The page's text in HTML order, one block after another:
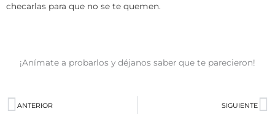
checarlas para que no se te quemen.
¡Anímate a probarlos y déjanos saber que te parecieron!
Prev
ANTERIOR SIGUIENTE